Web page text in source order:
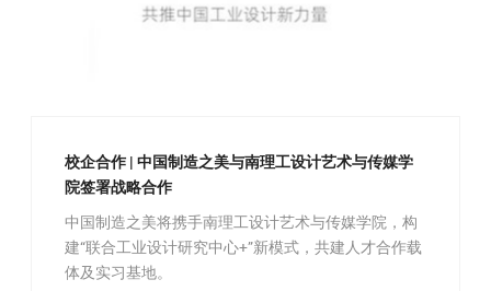
校企合作 | 中国制造之美与南理工设计艺术与传媒学
院签署战略合作
中国制造之美将携手南理工设计艺术与传媒学院，构
建“联合工业设计研究中心+”新模式，共建人才合作载
体及实习基地。